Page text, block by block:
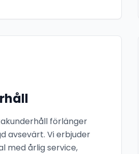
förlänger
avsevärt. Vi erbjuder
med årlig service,